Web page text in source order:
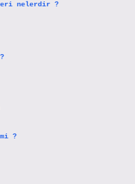
nelerdir ?
?